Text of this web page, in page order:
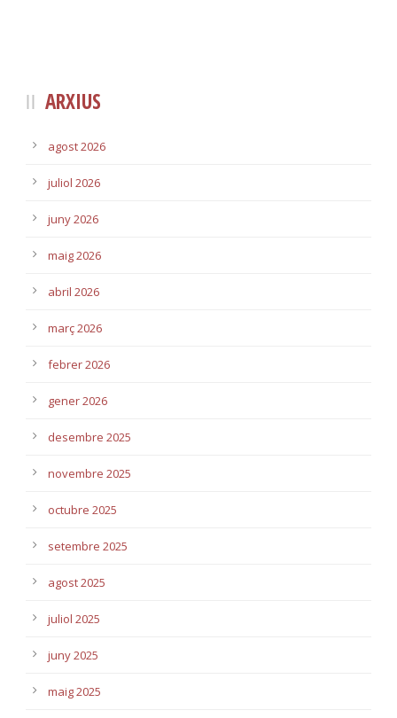
ARXIUS
agost 2026
juliol 2026
juny 2026
maig 2026
abril 2026
març 2026
febrer 2026
gener 2026
desembre 2025
novembre 2025
octubre 2025
setembre 2025
agost 2025
juliol 2025
juny 2025
maig 2025